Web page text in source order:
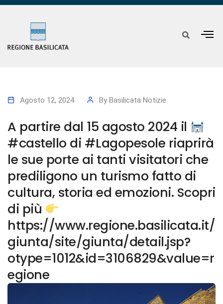
Agosto 12, 2024 By Basilicata Notizie
A partire dal 15 agosto 2024 il
#castello di #Lagopesole riaprirà
le sue porte ai tanti visitatori che
prediligono un turismo fatto di
cultura, storia ed emozioni. Scopri
di più
https://www.regione.basilicata.it/
giunta/site/giunta/detail.jsp?
otype=1012&id=3106829&value=r
egione